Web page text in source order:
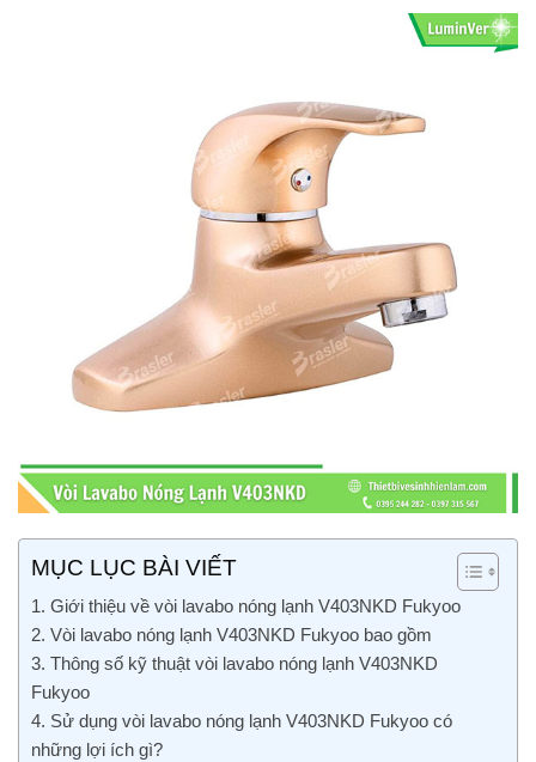
MỤC LỤC BÀI VIẾT
1. Giới thiệu về vòi lavabo nóng lạnh V403NKD Fukyoo
2. Vòi lavabo nóng lạnh V403NKD Fukyoo bao gồm
3. Thông số kỹ thuật vòi lavabo nóng lạnh V403NKD
Fukyoo
4. Sử dụng vòi lavabo nóng lạnh V403NKD Fukyoo có
những lợi ích gì?